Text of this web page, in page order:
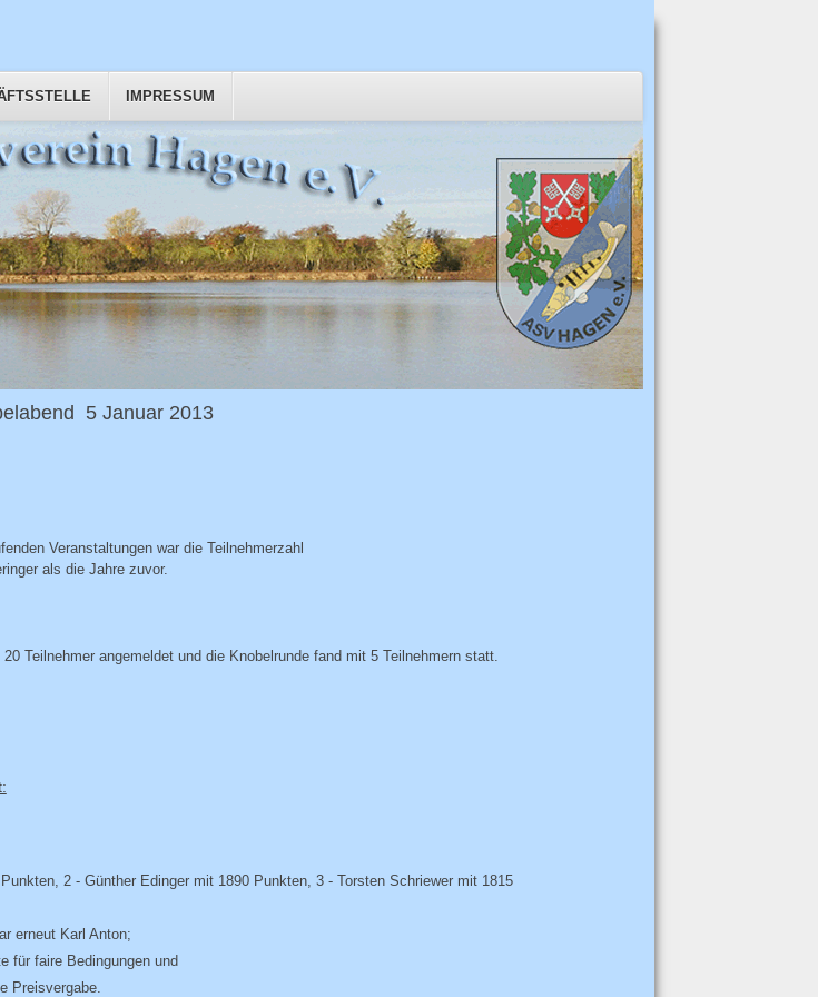
IMPRESSUM
5 Januar 2013
Veranstaltungen war die Teilnehmerzahl
als die Jahre zuvor.
Teilnehmer angemeldet und die Knobelrunde fand mit 5 Teilnehmern statt.
2 - Günther Edinger mit 1890 Punkten, 3 - Torsten Schriewer mit 1815
erneut Karl Anton;
für faire Bedingungen und
Preisvergabe.